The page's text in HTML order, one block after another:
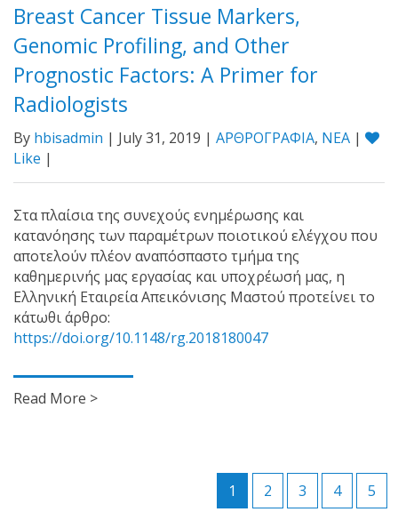
Breast Cancer Tissue Markers,
Genomic Profiling, and Other
Prognostic Factors: A Primer for
Radiologists
By hbisadmin | July 31, 2019 | ΑΡΘΡΟΓΡΑΦΙΑ, ΝΕΑ |
Like |
Στα πλαίσια της συνεχούς ενημέρωσης και
κατανόησης των παραμέτρων ποιοτικού ελέγχου που
αποτελούν πλέον αναπόσπαστο τμήμα της
καθημερινής μας εργασίας και υποχρέωσή μας, η
Ελληνική Εταιρεία Απεικόνισης Μαστού προτείνει το
κάτωθι άρθρο:
https://doi.org/10.1148/rg.2018180047
Read More >
1 2 3 4 5